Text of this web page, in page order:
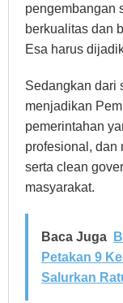
pengembangan
berkualitas dan
Esa harus
Sedangkan dari
menjadikan
pemerintahan
profesional, dan
serta clean
masyarakat.
Baca Juga
Petakan 9
Salurkan